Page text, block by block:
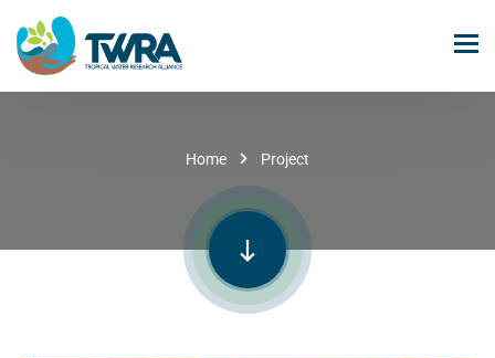
Home Project